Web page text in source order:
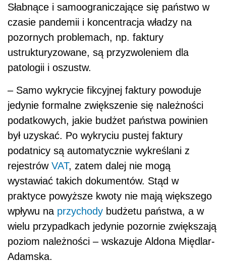
Słabnące i samoograniczające się państwo w
czasie pandemii i koncentracja władzy na
pozornych problemach, np. faktury
ustrukturyzowane, są przyzwoleniem dla
patologii i oszustw.
– Samo wykrycie fikcyjnej faktury powoduje
jedynie formalne zwiększenie się należności
podatkowych, jakie budżet państwa powinien
był uzyskać. Po wykryciu pustej faktury
podatnicy są automatycznie wykreślani z
rejestrów VAT, zatem dalej nie mogą
wystawiać takich dokumentów. Stąd w
praktyce powyższe kwoty nie mają większego
wpływu na przychody budżetu państwa, a w
wielu przypadkach jedynie pozornie zwiększają
poziom należności – wskazuje Aldona Międlar-
Adamska.